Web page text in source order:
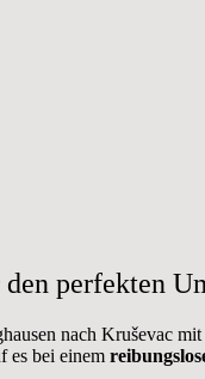
perfekten
nach Kruševac
es bei einem